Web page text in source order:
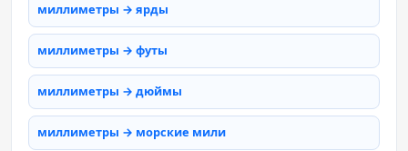
миллиметры → ярды
миллиметры → футы
миллиметры → дюймы
миллиметры → морские мили